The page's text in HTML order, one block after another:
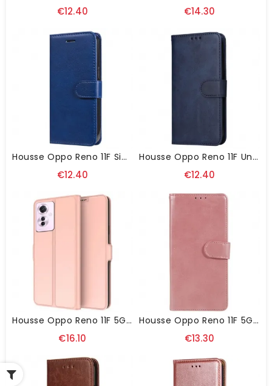
€12.40 €14.30
Housse Oppo Reno 11F Simili Cuir Uni À Lanière
€12.40
Housse Oppo Reno 11F Unie À Lanière
€12.40
Housse Oppo Reno 11F 5G Porte-Carte
€16.10
Housse Oppo Reno 11F 5G Fermoir Magnétique
€13.30